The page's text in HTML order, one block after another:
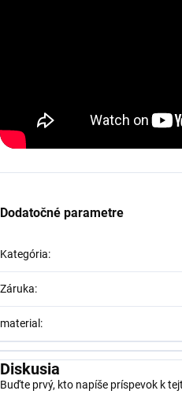
Dodatočné parametre
Kategória:
Záruka:
material:
Diskusia
Buďte prvý, kto napíše príspevok k